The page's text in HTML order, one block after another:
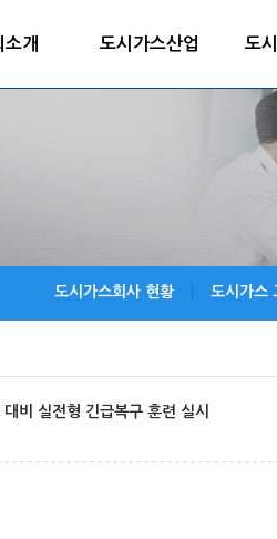
소개 도시가스산업 도
도시가스회사 현황 도시가스
비 실전형 긴급복구 훈련 실시